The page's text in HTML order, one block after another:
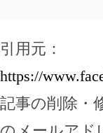
引用元：
https://
記事の削除・